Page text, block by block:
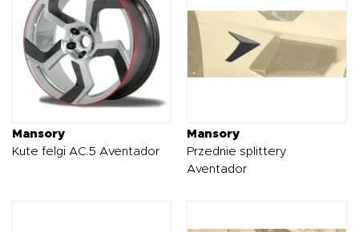
Mansory
Kute felgi AC.5 Aventador
Mansory
Przednie splittery
Aventador